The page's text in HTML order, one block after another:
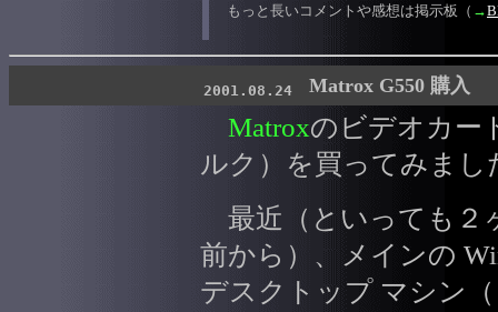
もっと長いコメントや感想は掲示板（ →
2001.08.24 Matrox G550 購入
Matroxのビデオカー
ルク）を買ってみまし
最近（といっても２
前から）、メインの
デスクトップ マシン（